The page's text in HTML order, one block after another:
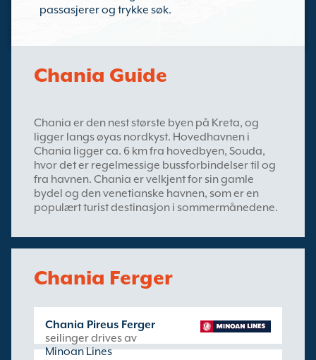
passasjerer og trykke søk.
Chania Guide
Chania er den nest største byen på Kreta, og
ligger langs øyas nordkyst. Hovedhavnen i
Chania ligger ca. 6 km fra hovedbyen, Souda,
hvor det er regelmessige bussforbindelser til og
fra havnen. Chania er velkjent for sin gamle
bydel og den venetianske havnen, som er en
populært turist destinasjon i sommermånedene.
Chania Ferger
Chania Pireus Ferger
seilinger drives av
Minoan Lines